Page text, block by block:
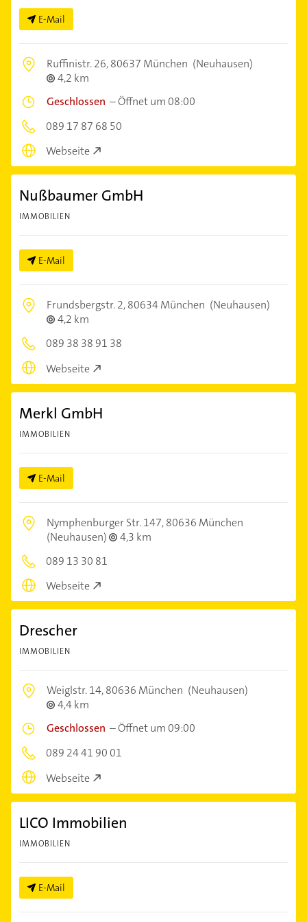
E-Mail
Ruffinistr. 26,80637 München (Neuhausen)
4,2 km
Geschlossen –Öffnet um 08:00
089 17 87 68 50
Webseite
Nußbaumer GmbH
IMMOBILIEN
E-Mail
Frundsbergstr. 2,80634 München (Neuhausen)
4,2 km
089 38 38 91 38
Webseite
Merkl GmbH
IMMOBILIEN
E-Mail
Nymphenburger Str. 147,80636 München
(Neuhausen)
4,3 km
089 13 30 81
Webseite
Drescher
IMMOBILIEN
Weiglstr. 14,80636 München (Neuhausen)
4,4 km
Geschlossen –Öffnet um 09:00
089 24 41 90 01
Webseite
LICO Immobilien
IMMOBILIEN
E-Mail